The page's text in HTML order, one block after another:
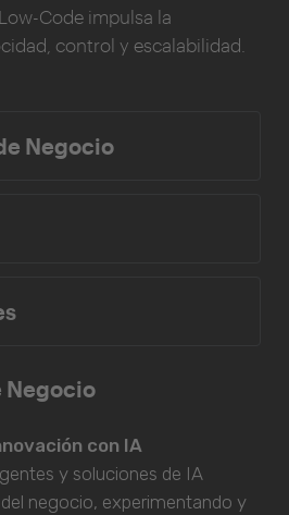
Code impulsa la
control y escalabilidad.
Negocio
Negocio
con IA
y soluciones de IA
negocio, experimentando y